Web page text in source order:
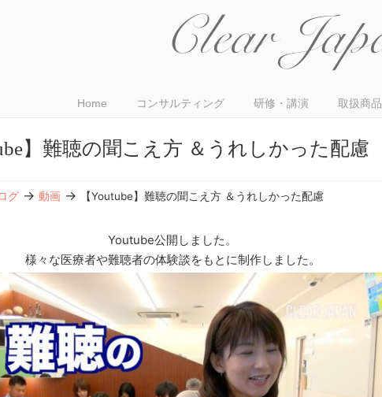
Home コンサルティング 研修・講演 取扱商品
】難聴の聞こえ方 ＆うれしかった配慮
グ → 動画 → 【Youtube】難聴の聞こえ方 ＆うれしかった配慮
Youtube公開しました。
様々な医療者や難聴者の体験談をもとに制作しました。